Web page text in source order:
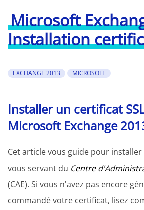
Microsoft
Installation
EXCHANGE 2013 MICROSOFT
Installer un certificat
Microsoft Exchange
Cet article vous guide pour installer
vous servant du Centre
(CAE). Si vous n'avez pas encore
commandé votre certificat, lisez